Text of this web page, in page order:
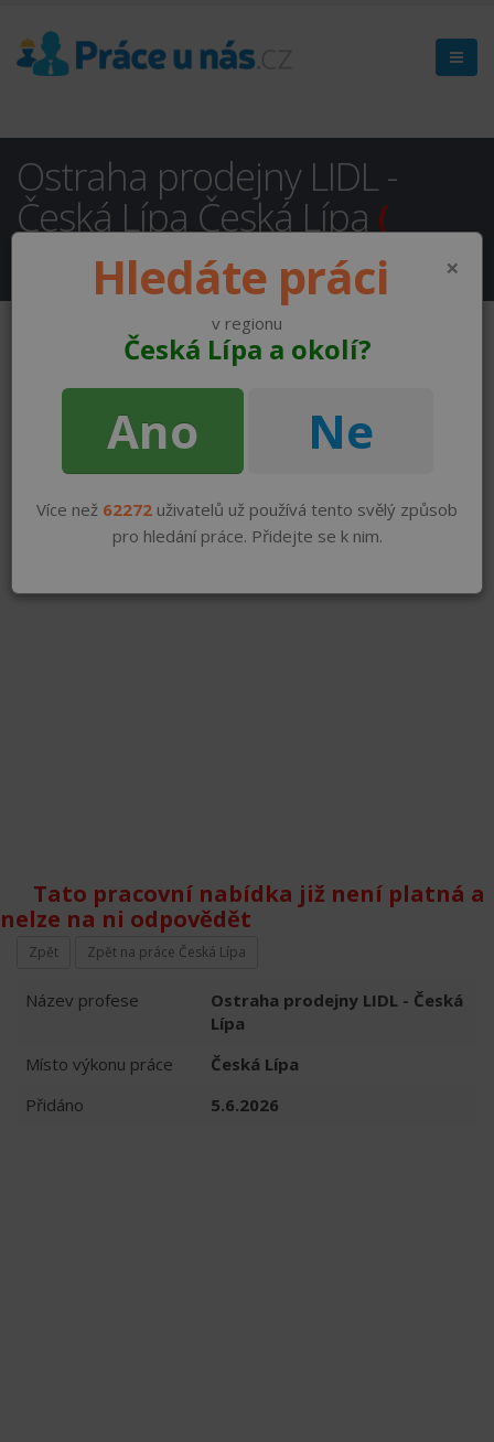
Ostraha prodejny LIDL -
Česká Lípa Česká Lípa (
NEAKTUÁLNÍ )
Tato pracovní nabídka již není platná a
nelze na ni odpovědět
Zpět Zpět na práce Česká Lípa
Název profese
Ostraha prodejny LIDL - Česká
Lípa
Místo výkonu práce
Česká Lípa
Přidáno
5.6.2026
×
Hledáte práci
v regionu
Česká Lípa a okolí?
Ano Ne
Více než 62272 uživatelů už používá tento svělý způsob
pro hledání práce. Přidejte se k nim.